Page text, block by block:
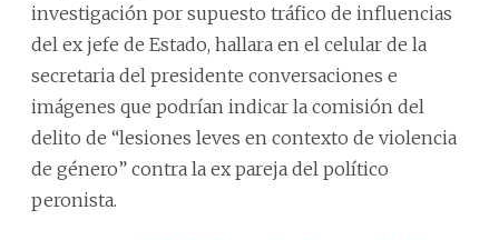
investigación por supuesto tráfico de influencias
del ex jefe de Estado, hallara en el celular de la
secretaria del presidente conversaciones e
imágenes que podrían indicar la comisión del
delito de “lesiones leves en contexto de violencia
de género” contra la ex pareja del político
peronista.